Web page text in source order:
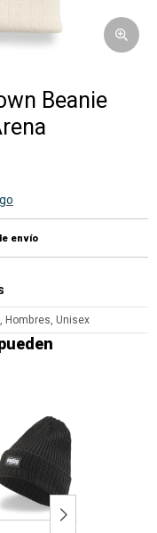
Beanie
envío
Hombres, Unisex